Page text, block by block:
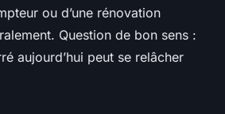
ou d’une rénovation
Question de bon sens :
aujourd’hui peut se relâcher